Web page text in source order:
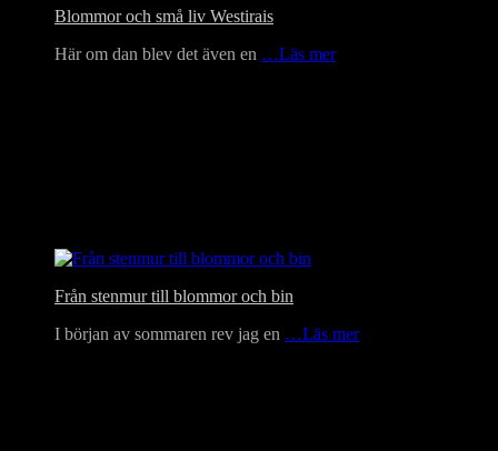
Blommor och små liv Westirais
Här om dan blev det även en …Läs mer
Från stenmur till blommor och bin
I början av sommaren rev jag en …Läs mer